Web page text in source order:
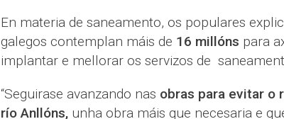
En materia de saneamento, os populares
galegos contemplan máis de 16 millóns para
implantar e mellorar os servizos de
“Seguirase avanzando nas obras para evitar o
río Anllóns, unha obra máis que necesaria e